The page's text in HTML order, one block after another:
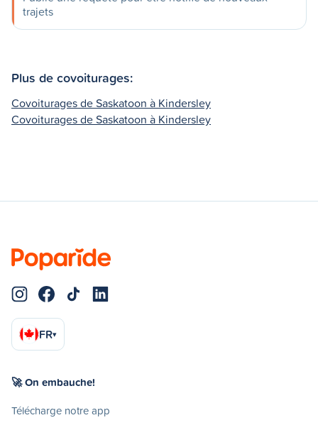
trajets
Plus de covoiturages:
Covoiturages de Saskatoon à Kindersley
Covoiturages de Saskatoon à Kindersley
FR▾
🚀 On embauche!
Télécharge notre app